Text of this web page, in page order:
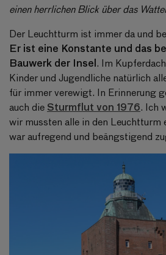
einen herrlichen Blick über das
Der Leuchtturm ist immer da und
Er ist eine Konstante und das
Bauwerk der Insel. Im
Kinder und Jugendliche natürlich
für immer verewigt. In Erinnerung
auch die Sturmflut von 1976. Ich
wir mussten alle in den Leuchtturm
war aufregend und beängstigend